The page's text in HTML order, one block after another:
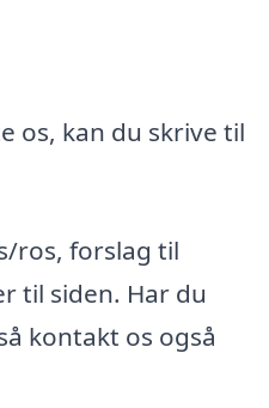
os, kan du skrive til
ros, forslag til
til siden. Har du
kontakt os også